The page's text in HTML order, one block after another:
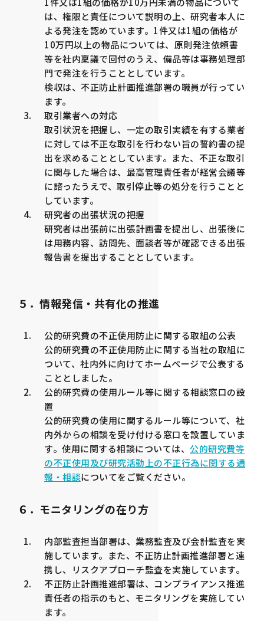
は、権限と責任について説明の上、研究者本人に
よる発注を認めています。1件又は1組の価格が
10万円以上の物品については、原則発注依頼書
等を社内稟議で回付のうえ、備品等は事務処理部
門で発注を行うこととしています。
検収は、不正防止計画推進部署の職員が行ってい
ます。
取引業者への対応
取引状況を把握し、一定の取引実績を有する業者
に対しては不正な取引を行わない旨の誓約書の提
出を求めることとしています。また、不正な取引
に関与した場合は、最高管理責任者が経営会議等
に諮ったうえで、取引停止等の処分を行うことと
しています。
研究者の出張状況の把握
研究者は出張前に出張計画書を提出し、出張後に
は用務内容、訪問先、面談者等が確認できる出張
報告書を提出することとしています。
５．情報発信・共有化の推進
公的研究費の不正使用防止に関する取組の公表
公的研究費の不正使用防止に関する当社の取組に
ついて、社内外に向けてホームページで公表する
こととしました。
公的研究費の使用ルール等に関する相談窓口の設
置
公的研究費の使用に関するルール等について、社
内外からの相談を受け付ける窓口を設置していま
す。使用に関する相談については、 公的研究費等
の不正使用及び研究活動上の不正行為に関する通
報・相談についてをご覧ください。
６．モニタリングの在り方
内部監査担当部署は、業務監査及び会計監査を実
施しています。また、不正防止計画推進部署と連
携し、リスクアプローチ監査を実施しています。
不正防止計画推進部署は、コンプライアンス推進
責任者の指示のもと、モニタリングを実施してい
ます。